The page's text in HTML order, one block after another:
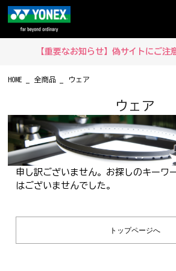
【重要なお知らせ】偽サイトにご注
HOME 全商品 ウェア
ウェア
申し訳ございません。お探しのキーワ
はございませんでした。
トップページへ